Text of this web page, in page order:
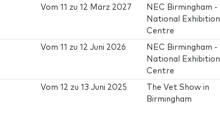
Vom11 zu12 März 2027
NEC Birmingham -
National Exhibition
Centre
Vom11 zu12 Juni 2026
NEC Birmingham -
National Exhibition
Centre
Vom12 zu13 Juni 2025
The Vet Show in
Birmingham